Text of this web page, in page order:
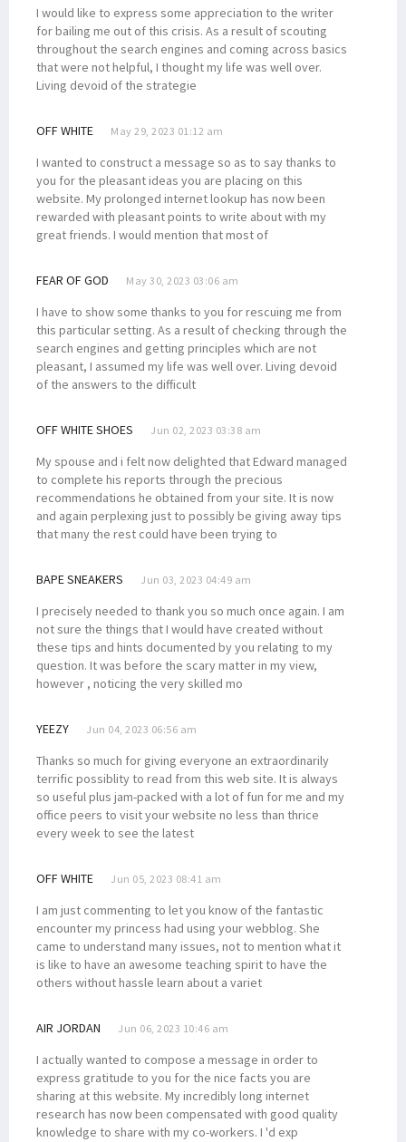
I would like to express some appreciation to the writer
for bailing me out of this crisis. As a result of scouting
throughout the search engines and coming across basics
that were not helpful, I thought my life was well over.
Living devoid of the strategie
OFF WHITE May 29, 2023 01:12 am
I wanted to construct a message so as to say thanks to
you for the pleasant ideas you are placing on this
website. My prolonged internet lookup has now been
rewarded with pleasant points to write about with my
great friends. I would mention that most of
FEAR OF GOD May 30, 2023 03:06 am
I have to show some thanks to you for rescuing me from
this particular setting. As a result of checking through the
search engines and getting principles which are not
pleasant, I assumed my life was well over. Living devoid
of the answers to the difficult
OFF WHITE SHOES Jun 02, 2023 03:38 am
My spouse and i felt now delighted that Edward managed
to complete his reports through the precious
recommendations he obtained from your site. It is now
and again perplexing just to possibly be giving away tips
that many the rest could have been trying to
BAPE SNEAKERS Jun 03, 2023 04:49 am
I precisely needed to thank you so much once again. I am
not sure the things that I would have created without
these tips and hints documented by you relating to my
question. It was before the scary matter in my view,
however , noticing the very skilled mo
YEEZY Jun 04, 2023 06:56 am
Thanks so much for giving everyone an extraordinarily
terrific possiblity to read from this web site. It is always
so useful plus jam-packed with a lot of fun for me and my
office peers to visit your website no less than thrice
every week to see the latest
OFF WHITE Jun 05, 2023 08:41 am
I am just commenting to let you know of the fantastic
encounter my princess had using your webblog. She
came to understand many issues, not to mention what it
is like to have an awesome teaching spirit to have the
others without hassle learn about a variet
AIR JORDAN Jun 06, 2023 10:46 am
I actually wanted to compose a message in order to
express gratitude to you for the nice facts you are
sharing at this website. My incredibly long internet
research has now been compensated with good quality
knowledge to share with my co-workers. I 'd exp